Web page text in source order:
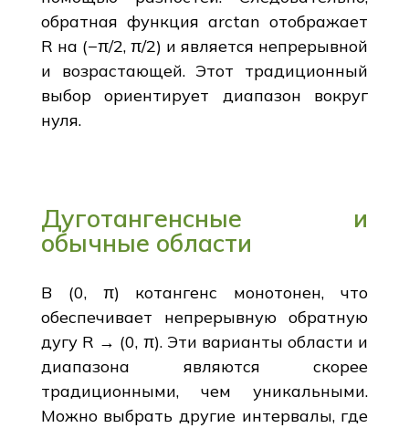
обратная функция arctan отображает
R на (−π/2, π/2) и является непрерывной
и возрастающей. Этот традиционный
выбор ориентирует диапазон вокруг
нуля.
Дуготангенсные и
обычные области
В (0, π) котангенс монотонен, что
обеспечивает непрерывную обратную
дугу R → (0, π). Эти варианты области и
диапазона являются скорее
традиционными, чем уникальными.
Можно выбрать другие интервалы, где